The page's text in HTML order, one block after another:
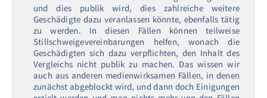
und dies publik wird, dies zahlreiche weitere
Geschädigte dazu veranlassen könnte, ebenfalls tätig
zu werden. In diesen Fällen können teilweise
Stillschweigevereinbarungen helfen, wonach die
Geschädigten sich dazu verpflichten, den Inhalt des
Vergleichs nicht publik zu machen. Das wissen wir
auch aus anderen medienwirksamen Fällen, in denen
zunächst abgeblockt wird, und dann doch Einigungen